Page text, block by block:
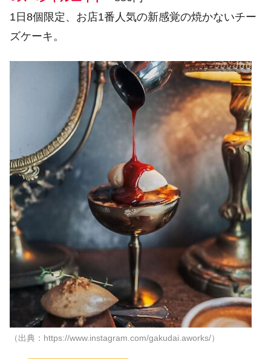
1日8個限定、お店1番人気の新感覚の焼かないチー
ズケーキ。
（出典：https://www.instagram.com/gakudai.aworks/）